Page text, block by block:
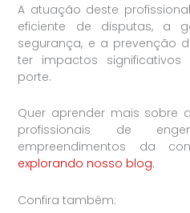
A atuação deste
eficiente de disputas, a
segurança, e a prevenção
ter impactos
porte.
Quer aprender mais sobre
profissionais de
empreendimentos da
explorando nosso blog.
Confira também: